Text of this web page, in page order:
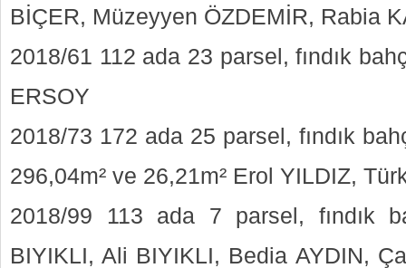
BİÇER, Müzeyyen ÖZDEMİR, Rabia
2018/61 112 ada 23 parsel, fındık
ERSOY
2018/73 172 ada 25 parsel, fındık
296,04m² ve 26,21m² Erol YILDIZ,
2018/99 113 ada 7 parsel, fındık
BIYIKLI, Ali BIYIKLI, Bedia AYDIN,